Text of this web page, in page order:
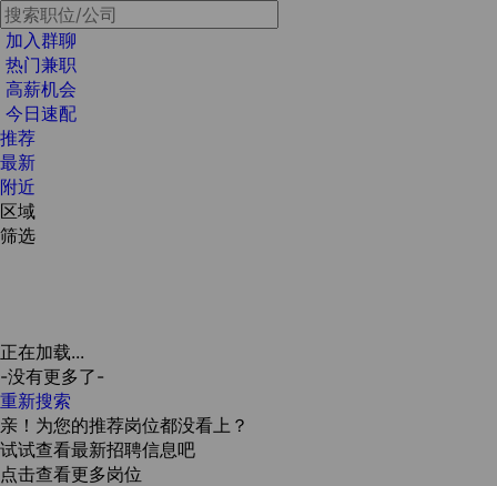
加入群聊
热门兼职
高薪机会
今日速配
推荐
最新
附近
区域
筛选
正在加载...
-没有更多了-
重新搜索
亲！为您的推荐岗位都没看上？
试试查看最新招聘信息吧
点击查看更多岗位